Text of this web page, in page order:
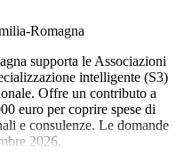
Romagna
supporta le Associazioni
intelligente (S3)
Offre un contributo a
euro per coprire spese di
e consulenze. Le domande
2026.